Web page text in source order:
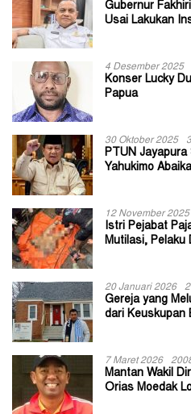
Gubernur
Usai Lakukan
4 Desember 2025
Konser Lucky
Papua
30 Oktober 2025
PTUN
Yahukimo
12 November 2025
Istri Pejabat
Mutilasi, Pelaku
20 Januari 2026
Gereja yang
dari Keuskupan
7 Maret 2026
Mantan Wakil
Orias Moedak